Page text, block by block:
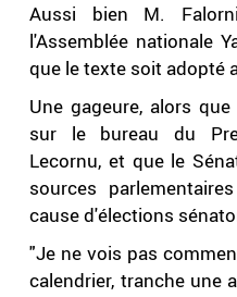
Aussi bien M.
l'Assemblée nationale
que le texte soit adopté
Une gageure, alors
sur le bureau du
Lecornu, et que le
sources
cause d'élections
"Je ne vois pas
calendrier, tranche une